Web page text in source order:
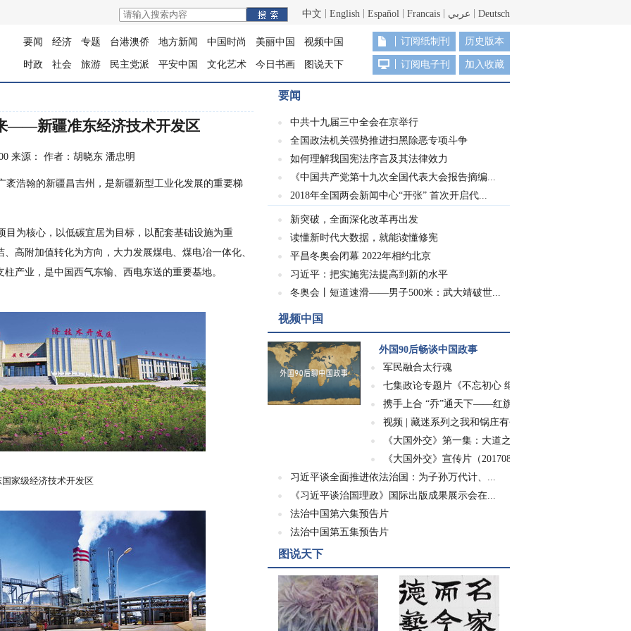
中文 English Español Francais عربي Deutsch
要闻 经济 专题 台港澳侨 地方新闻 中国时尚 美丽中国 视频中国
时政 社会 旅游 民主党派 平安中国 文化艺术 今日书画 图说天下
订阅纸制刊 历史版本
订阅电子刊 加入收藏
要闻
中共十九届三中全会在京举行
全国政法机关强势推进扫黑除恶专项斗争
如何理解我国宪法序言及其法律效力
《中国共产党第十九次全国代表大会报告摘编...
2018年全国两会新闻中心“开张” 首次开启代...
新突破，全面深化改革再出发
读懂新时代大数据，就能读懂修宪
平昌冬奥会闭幕 2022年相约北京
习近平：把实施宪法提高到新的水平
冬奥会丨短道速滑——男子500米：武大靖破世...
视频中国
外国90后畅谈中国政事
军民融合太行魂
七集政论专题片《不忘初心 继续前进》
携手上合 “乔”通天下——红旗渠精神走进世...
视频 | 藏迷系列之我和锅庄有个约会
《大国外交》第一集：大道之行
《大国外交》宣传片（20170826）
习近平谈全面推进依法治国：为子孙万代计、...
《习近平谈治国理政》国际出版成果展示会在...
法治中国第六集预告片
法治中国第五集预告片
图说天下
——新疆准东经济技术开发区
来源： 作者：胡晓东 潘忠明
袤浩翰的新疆昌吉州，是新疆新型工业化发展的重要梯
目为核心，以低碳宜居为目标，以配套基础设施为重
高附加值转化为方向，大力发展煤电、煤电冶一体化、
产业，是中国西气东输、西电东送的重要基地。
家级经济技术开发区